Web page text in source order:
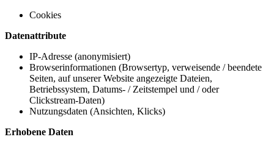
Cookies
Datenattribute
IP-Adresse (anonymisiert)
Browserinformationen (Browsertyp, verweisende / beendete
Seiten, auf unserer Website angezeigte Dateien,
Betriebssystem, Datums- / Zeitstempel und / oder
Clickstream-Daten)
Nutzungsdaten (Ansichten, Klicks)
Erhobene Daten